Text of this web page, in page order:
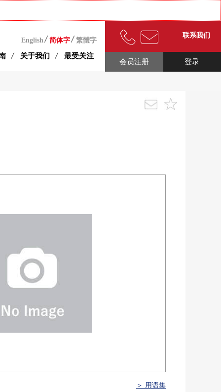
English 简体字 繁體字
关于我们 最受关注
联系我们
登录
会员注册
＞ 用语集